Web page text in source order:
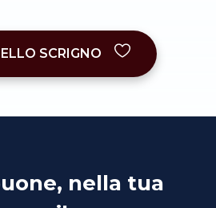
SCRIGNO
nella tua